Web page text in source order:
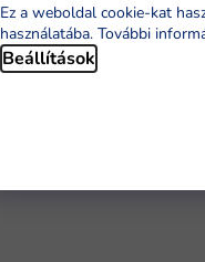
Ez a weboldal cookie-kat
használatába. További
Beállítások